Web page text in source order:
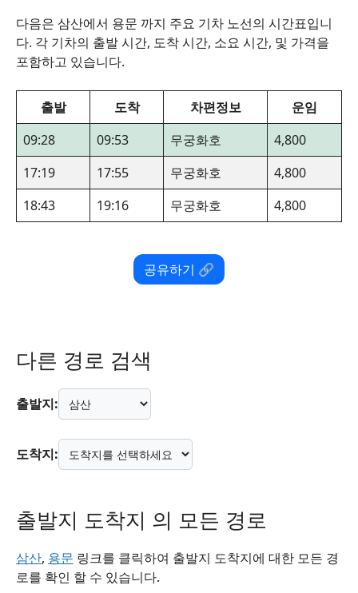
다음은 삼산에서 용문 까지 주요 기차 노선의 시간표입니
다. 각 기차의 출발 시간, 도착 시간, 소요 시간, 및 가격을
포함하고 있습니다.
출발 도착 차편정보
운임
09:28
09:53 무궁화호
4,800
17:19
17:55 무궁화호
4,800
18:43
19:16 무궁화호 4,800
공유하기 🔗
다른 경로 검색
출발지:
도착지:
출발지 도착지 의 모든 경로
삼산, 용문 링크를 클릭하여 출발지 도착지에 대한 모든 경
로를 확인 할 수 있습니다.